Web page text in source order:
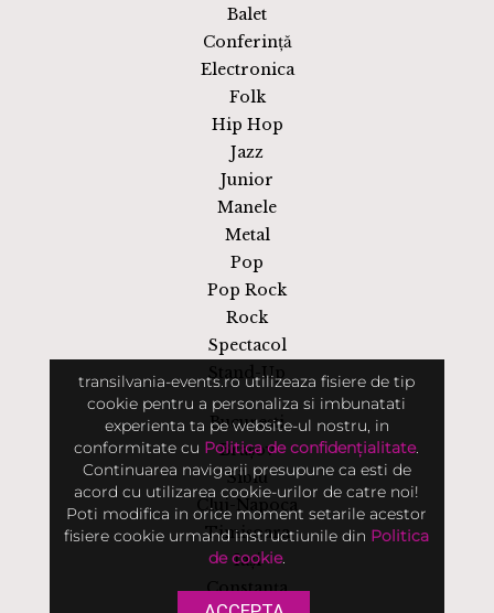
Balet
Conferință
Electronica
Folk
Hip Hop
Jazz
Junior
Manele
Metal
Pop
Pop Rock
Rock
Spectacol
Stand-Up
București
Brașov
Sibiu
Cluj-Napoca
Timișoara
Iași
Constanța
transilvania-events.ro utilizeaza fisiere de tip
cookie pentru a personaliza si imbunatati
experienta ta pe website-ul nostru, in
conformitate cu Politica de confidențialitate.
Continuarea navigarii presupune ca esti de
acord cu utilizarea cookie-urilor de catre noi!
Poti modifica in orice moment setarile acestor
fisiere cookie urmand instructiunile din Politica
de cookie.